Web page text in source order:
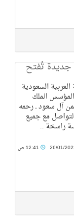
جديدة تُفتح
السعودية
الملك
آل سعود ـ رحمه
مع جميع
راسخة ..
26/01/